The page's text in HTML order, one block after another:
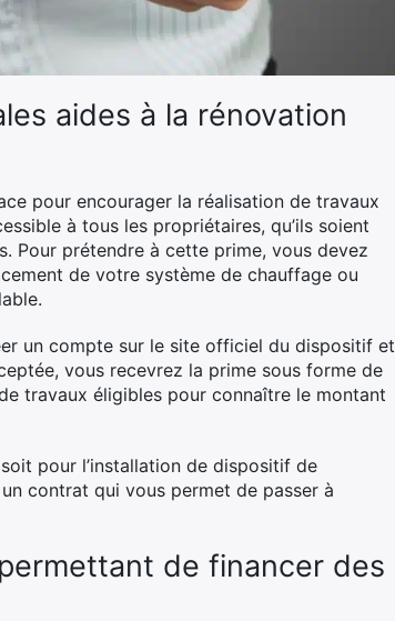
aides à la rénovation
pour encourager la réalisation de travaux
à tous les propriétaires, qu’ils soient
Pour prétendre à cette prime, vous devez
de votre système de chauffage ou
un compte sur le site officiel du dispositif et
vous recevrez la prime sous forme de
travaux éligibles pour connaître le montant
pour l’installation de dispositif de
contrat qui vous permet de passer à
de financer des